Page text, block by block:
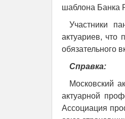
шаблона Банка
Участники
актуариев, что
обязательного
Справка:
Московский
актуарной
Ассоциация